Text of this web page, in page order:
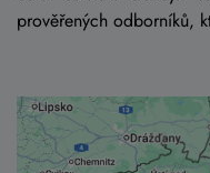
prověřených odborníků,